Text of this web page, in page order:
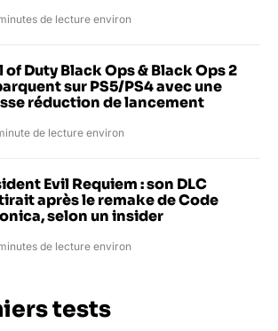
de lecture environ
of Duty Black Ops & Black Ops 2
sur PS5/PS4 avec une
réduction de lancement
de lecture environ
Evil Requiem : son DLC
après le remake de Code
selon un insider
de lecture environ
tests